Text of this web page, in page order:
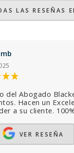
LAS RESEÑAS
del Abogado
Hacen un
a su cliente.
a disposición para
VER RESEÑA